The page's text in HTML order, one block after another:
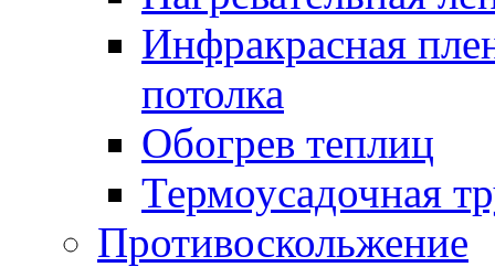
Инфракрасная
потолка
Обогрев теплиц
Термоусадочная
Противоскольжение